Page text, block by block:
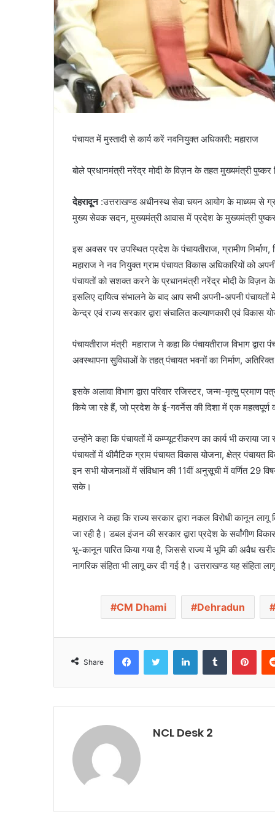
पंचायत में मुस्तादी से कार्य करें नवनियुक्त अधिकारी: महाराज
बोले प्रधानमंत्री नरेंद्र मोदी के विज़न के तहत मुख्यमंत्री पुष्कर
देहरादून:उत्तराखण्ड अधीनस्थ सेवा चयन आयोग के माध्यम से
मुख्य सेवक सदन, मुख्यमंत्री आवास में प्रदेश के मुख्यमंत्री पुष्कर
इस अवसर पर उपस्थित प्रदेश के पंचायतीराज, ग्रामीण निर्माण,
महाराज ने नव नियुक्त ग्राम पंचायत विकास अधिकारियों को
पंचायतों को सशक्त करने के प्रधानमंत्री नरेंद्र मोदी के विज़न के
इसलिए दायित्व संभालने के बाद आप सभी अपनी-अपनी पंचायतों
केन्द्र एवं राज्य सरकार द्वारा संचालित कल्याणकारी एवं
पंचायतीराज मंत्री महाराज ने कहा कि पंचायतीराज विभाग
अवस्थापना सुविधाओं के तहत् पंचायत भवनों का निर्माण, अतिरिक्त
इसके अलावा विभाग द्वारा परिवार रजिस्टर, जन्म-मृत्यु प्रमाण
किये जा रहे हैं, जो प्रदेश के ई-गवर्नेस की दिशा में एक महत्वपूर्ण
उन्होंने कहा कि पंचायतों में कम्प्यूटरीकरण का कार्य भी कराया
पंचायतों में थीमैटिक ग्राम पंचायत विकास योजना, क्षेत्र पंचायत
इन सभी योजनाओं में संविधान की 11वीं अनुसूची में वर्णित 29
सके।
महाराज ने कहा कि राज्य सरकार द्वारा नकल विरोधी कानून
जा रही है। डबल इंजन की सरकार द्वारा प्रदेश के सर्वांगीण
भू-कानून पारित किया गया है, जिससे राज्य में भूमि की अवैध
नागरिक संहिता भी लागू कर दी गई है। उत्तराखण्ड यह संहिता
CM Dhami Dehradun
Share
NCL Desk 2